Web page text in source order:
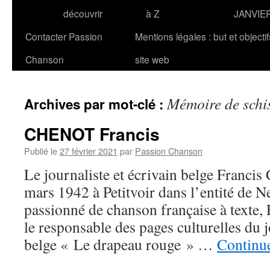
découvrir
à Z
Contacter Passion
Chanson
Mentions légales : but et
site web
Archives par mot-clé :Mémoire de
CHENOT Francis
Publié le27 février 2021 par Passion Chanson
Le journaliste et écrivain belge Francis
mars 1942 à Petitvoir dans l’entité de
passionné de chanson française à
le responsable des pages culturelles
belge « Le drapeau rouge » …